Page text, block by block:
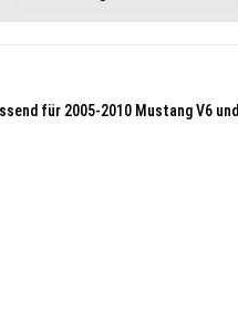
für 2005-2010 Mustang V6 und